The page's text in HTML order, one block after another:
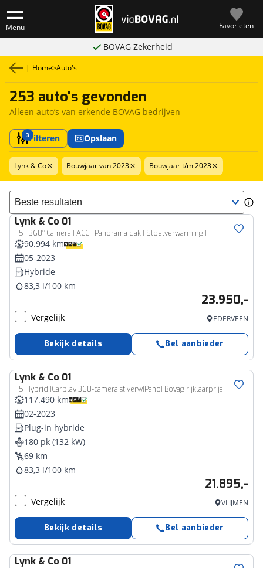
Menu Favorieten
BOVAG Zekerheid
| Home>Auto's
253 auto's gevonden
Alleen auto’s van erkende BOVAG bedrijven
3Filteren Opslaan
Lynk & Co Bouwjaar van 2023 Bouwjaar t/m 2023
Sorteer resultaten
Lynk & Co 01
1.5 | 360° Camera | ACC | Panorama dak | Stoelverwarming |
90.994 km
05-2023
Hybride
83,3 l/100 km
23.950,-
Vergelijk EDERVEEN
Bekijk details Bel aanbieder
Lynk & Co 01
1.5 Hybrid |Carplay|360-camera|st.verw|Pano| Bovag rijklaarprijs !
117.490 km
02-2023
Plug-in hybride
180 pk (132 kW)
69 km
83,3 l/100 km
21.895,-
Vergelijk VLIJMEN
Bekijk details Bel aanbieder
Lynk & Co 01